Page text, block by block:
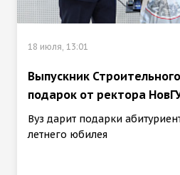
18 июля, 13:01
Выпускник
подарок от ректора
Вуз дарит подарки
летнего юбилея